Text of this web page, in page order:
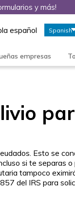
y más!
Spanish
español
empresas
Esto se
si te separas
tampoco
del IRS para